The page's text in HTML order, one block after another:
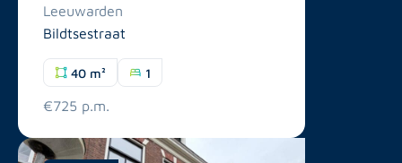
Leeuwarden
Bildtsestraat
40 m² 1
€725 p.m.